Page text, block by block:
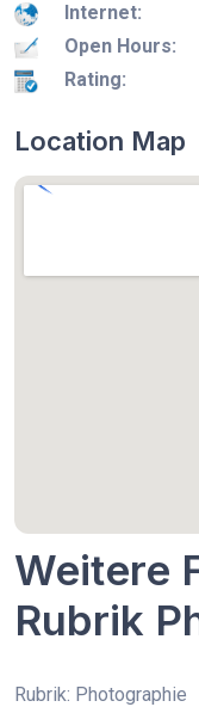
Internet:
Open Hours:
Rating:
Location Map
Weitere
Rubrik
Rubrik: Photographie